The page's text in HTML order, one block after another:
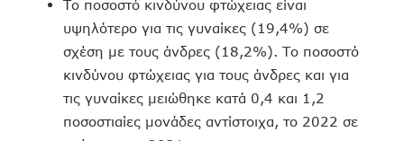
Το ποσοστό κινδύνου φτώχειας είναι
υψηλότερο για τις γυναίκες (19,4%) σε
σχέση με τους άνδρες (18,2%). Το ποσοστό
κινδύνου φτώχειας για τους άνδρες και για
τις γυναίκες μειώθηκε κατά 0,4 και 1,2
ποσοστιαίες μονάδες αντίστοιχα, το 2022 σε